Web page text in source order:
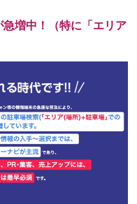
増中！（特に「エリア